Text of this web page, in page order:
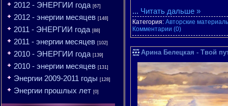
2012 - ЭНЕРГИИ года [67]
2012 - энергии месяцев [148]
2011 - ЭНЕРГИИ года [88]
2011 - энергии месяцев [102]
2010 - ЭНЕРГИИ года [139]
2010 - энергии месяцев [131]
Энергии 2009-2011 годы [128]
Энергии прошлых лет [0]
... Читать дальше »
Категория: Авторские
Комментарии (0)
Арина Белецкая - Твой